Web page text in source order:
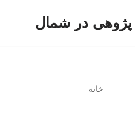
در شمال
خانه